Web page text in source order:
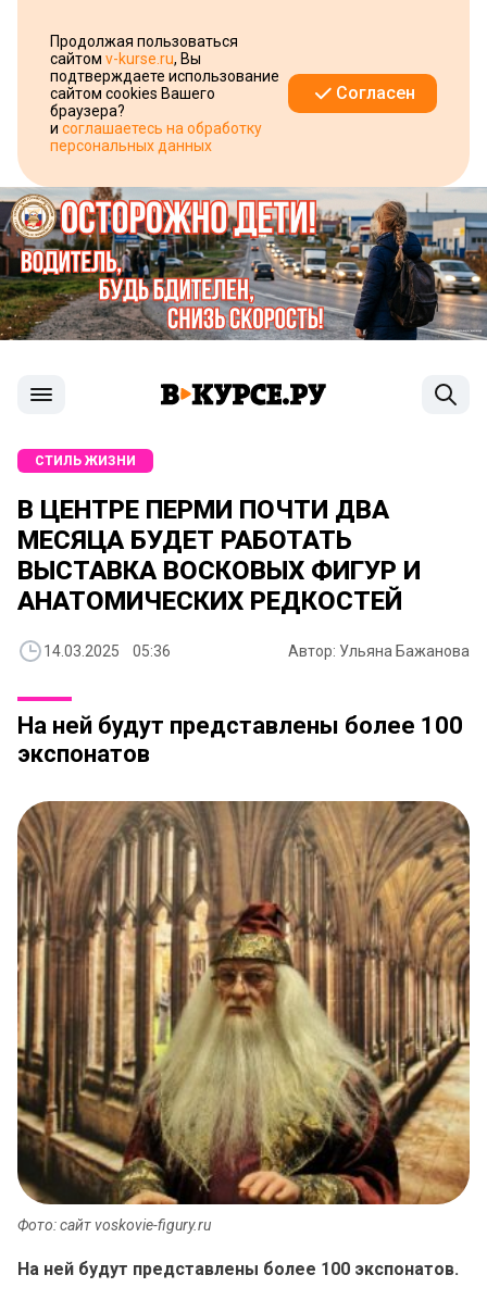
Продолжая пользоваться
сайтом v-kurse.ru, Вы
подтверждаете использование
сайтом cookies Вашего
браузера?
и соглашаетесь на обработку
персональных данных
Согласен
СТИЛЬ ЖИЗНИ
В ЦЕНТРЕ ПЕРМИ ПОЧТИ ДВА
МЕСЯЦА БУДЕТ РАБОТАТЬ
ВЫСТАВКА ВОСКОВЫХ ФИГУР И
АНАТОМИЧЕСКИХ РЕДКОСТЕЙ
14.03.2025 05:36 Автор: Ульяна Бажанова
На ней будут представлены более 100
экспонатов
Фото: сайт voskovie-figury.ru
На ней будут представлены более 100 экспонатов.